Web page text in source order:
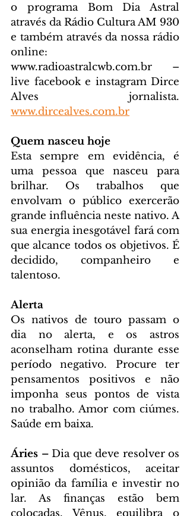
o programa Bom Dia Astral
através da Rádio Cultura AM 930
e também através da nossa rádio
www.radioastralcwb.com.br –
live facebook e instagram Dirce
www.dircealves.com.br
Quem nasceu hoje
Esta sempre em evidência, é
uma pessoa que nasceu para
brilhar. Os trabalhos que
envolvam o público exercerão
grande influência neste nativo. A
sua energia inesgotável fará com
que alcance todos os objetivos. É
decidido, companheiro e
talentoso.
Alerta
Os nativos de touro passam o
dia no alerta, e os astros
aconselham rotina durante esse
período negativo. Procure ter
pensamentos positivos e não
imponha seus pontos de vista
no trabalho. Amor com ciúmes.
Saúde em baixa.
Áries – Dia que deve resolver os
assuntos domésticos, aceitar
opinião da família e investir no
lar. As finanças estão bem